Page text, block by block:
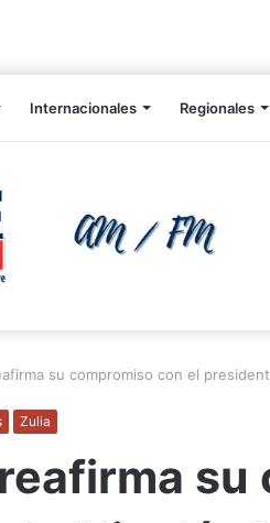
Internacionales Regionales
su compromiso con el
Zulia